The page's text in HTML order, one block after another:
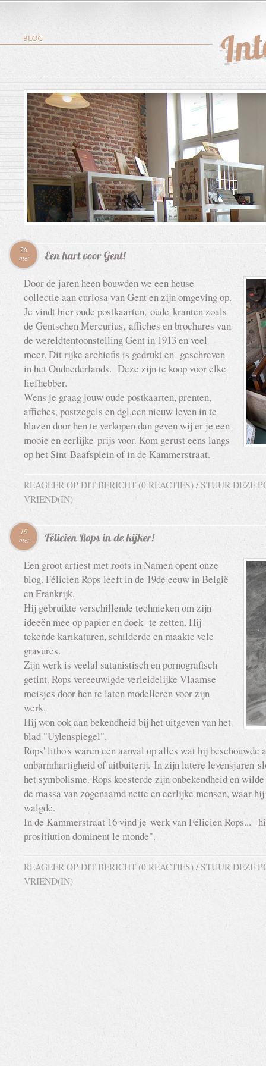
26
mei
Door de jaren heen bouwden we een heuse
collectie aan curiosa van Gent en zijn omgeving op.
Je vindt hier oude postkaarten, oude kranten zoals
de Gentschen Mercurius, affiches en brochures van
de wereldtentoonstelling Gent in 1913 en veel
meer. Dit rijke archiefis is gedrukt en geschreven
in het Oudnederlands. Deze zijn te koop voor elke
liefhebber.
Wens je graag jouw oude postkaarten, prenten,
affiches, postzegels en dgl.een nieuw leven in te
blazen door hen te verkopen dan geven wij er je een
mooie en eerlijke prijs voor. Kom gerust eens langs
op het Sint-Baafsplein of in de Kammerstraat.
REAGEER OP DIT BERICHT (0 REACTIES) /STUUR DEZE
VRIEND(IN)
19
mei
Een groot artiest met roots in Namen opent onze
blog. Félicien Rops leeft in de 19de eeuw in België
en Frankrijk.
Hij gebruikte verschillende technieken om zijn
ideeën mee op papier en doek te zetten. Hij
tekende karikaturen, schilderde en maakte vele
gravures.
Zijn werk is veelal satanistisch en pornografisch
getint. Rops vereeuwigde verleidelijke Vlaamse
meisjes door hen te laten modelleren voor zijn
werk.
Hij won ook aan bekendheid bij het uitgeven van het
blad "Uylenspiegel".
Rops' litho's waren een aanval op alles wat hij beschouwde
onbarmhartigheid of uitbuiterij. In zijn latere levensjaren
het symbolisme. Rops koesterde zijn onbekendheid en
de massa van zogenaamd nette en eerlijke mensen, waar
walgde.
In de Kammerstraat 16 vind je werk van Félicien Rops...
prositiution dominent le monde".
REAGEER OP DIT BERICHT (0 REACTIES) /STUUR DEZE
VRIEND(IN)